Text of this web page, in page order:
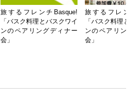
旅するフレンチBasque!
「バスク料理とバスクワイ
ンのペアリングディナー
会」
旅するフレン
「バスク料理
ンのペアリン
会」